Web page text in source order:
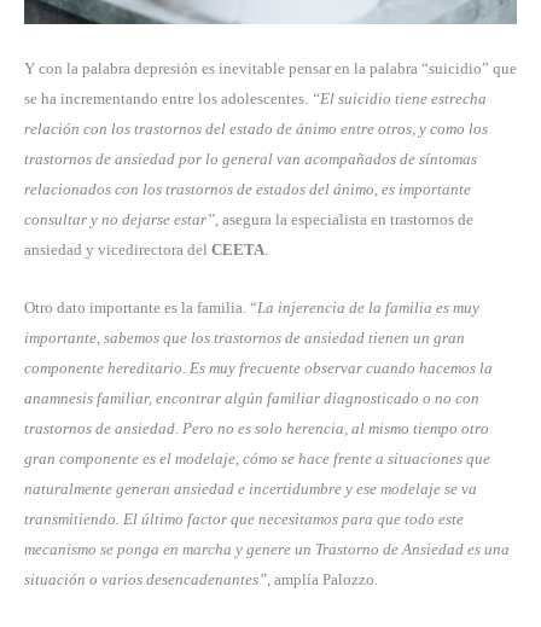
Y con la palabra depresión es inevitable pensar en la palabra “suicidio” que
se ha incrementando entre los adolescentes. “El suicidio tiene estrecha
relación con los trastornos del estado de ánimo entre otros, y como los
trastornos de ansiedad por lo general van acompañados de síntomas
relacionados con los trastornos de estados del ánimo, es importante
consultar y no dejarse estar”, asegura la especialista en trastornos de
ansiedad y vicedirectora del CEETA
Otro dato importante es la familia. “La injerencia de la familia es muy
importante, sabemos que los trastornos de ansiedad tienen un gran
componente hereditario. Es muy frecuente observar cuando hacemos la
anamnesis familiar, encontrar algún familiar diagnosticado o no con
trastornos de ansiedad. Pero no es solo herencia, al mismo tiempo otro
gran componente es el modelaje, cómo se hace frente a situaciones que
naturalmente generan ansiedad e incertidumbre y ese modelaje se va
transmitiendo. El último factor que necesitamos para que todo este
mecanismo se ponga en marcha y genere un Trastorno de Ansiedad es una
situación o varios desencadenantes” , amplía Palozzo.